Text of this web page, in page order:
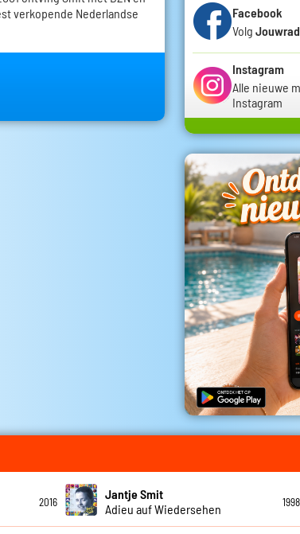
verkopende Nederlandse
Facebook
Volg
Instagram
Alle nieuwe
Instagram
2016
Jantje Smit
Adieu auf Wiedersehen
1998